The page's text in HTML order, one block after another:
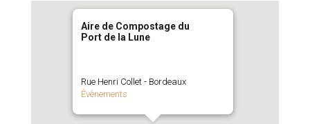
Aire de Compostage du
Port de la Lune
Rue Henri Collet - Bordeaux
Évènements